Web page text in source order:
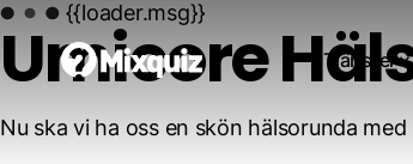
Tjänster
{{loader.msg}}
Umicore
Nu ska vi ha oss en skön hälsorunda